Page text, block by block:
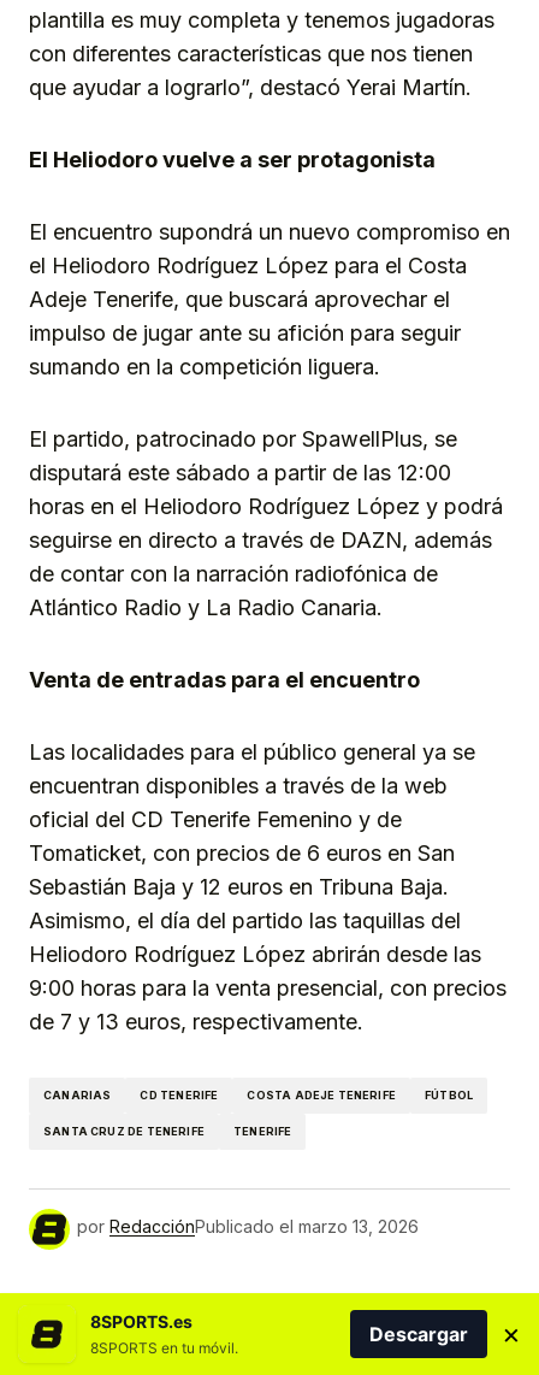
plantilla es muy completa y tenemos jugadoras
con diferentes características que nos tienen
que ayudar a lograrlo”, destacó Yerai Martín.
El Heliodoro vuelve a ser protagonista
El encuentro supondrá un nuevo compromiso en
el Heliodoro Rodríguez López para el Costa
Adeje Tenerife, que buscará aprovechar el
impulso de jugar ante su afición para seguir
sumando en la competición liguera.
El partido, patrocinado por SpawellPlus, se
disputará este sábado a partir de las 12:00
horas en el Heliodoro Rodríguez López y podrá
seguirse en directo a través de DAZN, además
de contar con la narración radiofónica de
Atlántico Radio y La Radio Canaria.
Venta de entradas para el encuentro
Las localidades para el público general ya se
encuentran disponibles a través de la web
oficial del CD Tenerife Femenino y de
Tomaticket, con precios de 6 euros en San
Sebastián Baja y 12 euros en Tribuna Baja.
Asimismo, el día del partido las taquillas del
Heliodoro Rodríguez López abrirán desde las
9:00 horas para la venta presencial, con precios
de 7 y 13 euros, respectivamente.
CANARIAS CD TENERIFE COSTA ADEJE TENERIFE FÚTBOL
SANTA CRUZ DE TENERIFE TENERIFE
por RedacciónPublicado el marzo 13, 2026
MÁS NOTICIAS DEL DEPORTE CANARIO
8SPORTS.es
8SPORTS en tu móvil.
Descargar ×